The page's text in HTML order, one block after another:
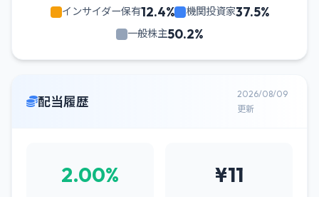
インサイダー保有12.4% 機関投資家37.5%
一般株主50.2%
配当履歴
2026/08/09
更新
2.00% ¥11